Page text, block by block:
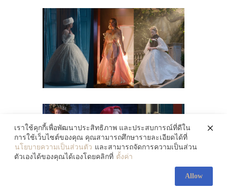
เราใช้คุกกี้เพื่อพัฒนาประสิทธิภาพ และประสบการณ์ที่ดีใน
การใช้เว็บไซต์ของคุณ คุณสามารถศึกษารายละเอียดได้ที่
นโยบายความเป็นส่วนตัว และสามารถจัดการความเป็นส่วน
ตัวเองได้ของคุณได้เองโดยคลิกที่ ตั้งค่า
Allow